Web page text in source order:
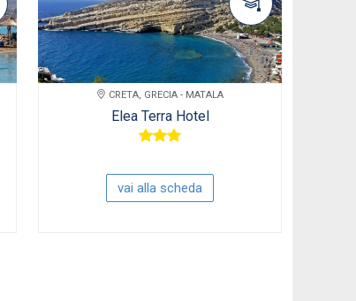
CRETA, GRECIA - MATALA
Elea Terra Hotel
vai alla scheda